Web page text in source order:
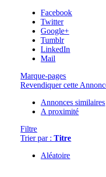
Facebook
Twitter
Google+
Tumblr
LinkedIn
Mail
Marque-pages
Revendiquer cette
Annonces similaires
A proximité
Filtre
Trier par :Titre
Aléatoire